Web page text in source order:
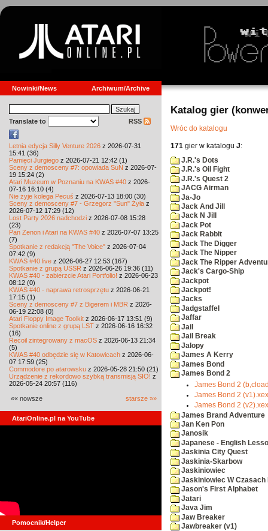
Nowinki/News Archiwum/Archive
Translate to RSS
Letnia edycja Silly Venture 2026 z 2026-07-31
15:41 (36)
Pamięci Jurgiego z 2026-07-21 12:42 (1)
Sceny z demosceny #7: opowiada SuN z 2026-07-
19 15:24 (2)
Atari Muzeum w Poznaniu na KWAS #40 z 2026-
07-16 16:10 (4)
Nie żyje kolega Pecuś z 2026-07-13 18:00 (30)
Sceny z demosceny #7 - Grzegorz "Sun" Żyła z
2026-07-12 17:29 (12)
Lost Party 2026 nadchodzi z 2026-07-08 15:28
(23)
Pan Zenon i Atari na KWAS #40 z 2026-07-07 13:25
(7)
Spotkanie z redakcją "The Voice" z 2026-07-04
07:42 (9)
KWAS #40 live z 2026-06-27 12:53 (167)
Spotkanie z grupą USSR z 2026-06-26 19:36 (11)
KWAS #40 - zabierzcie Atari Portfolio! z 2026-06-23
08:12 (0)
KWAS #40 - naprawa retrosprzętu z 2026-06-21
17:15 (1)
Sceny z demosceny #7 z Bigerem i MBR z 2026-
06-19 22:08 (0)
Atari Floppy Image Toolkit z 2026-06-17 13:51 (9)
Spotkanie online z grupą LST z 2026-06-16 16:32
(16)
Recoil zintegrowany z macOS z 2026-06-13 21:34
(5)
KWAS #40 odbędzie się w Katowicach z 2026-06-
07 17:59 (25)
Commodore po atarowsku z 2026-05-28 21:50 (21)
Urządzenie z rekordowo szybką transmisją SIO! z
2026-05-24 20:57 (116)
«« nowsze starsze »»
AtariOnline.pl na YouTube
Pomocnik/Helper
Katalog gier
Wróc do katalogu
171 gier w katalogu J:
J.R.'s Dots
J.R.'s Oil Fight
J.R.'s Quest 2
JACG Airman
Ja-Jo
Jack And Jill
Jack N Jill
Jack Pot
Jack Rabbit
Jack The Digger
Jack The Nipper
Jack The Ripper
Jack's Cargo-Ship
Jackpot
Jackpot!
Jacks
Jadgstaffel
Jaffar
Jail
Jail Break
Jalopy
James A Kerry
James Bond
James Bond 2
James Bond 2
James Bond 2 (v1).xex
James Bond 2 (v2).xex
James Brand Adventure
Jan Ken Pon
Janosik
Japanese - English
Jaskinia City Quest
Jaskinia-Skarbow
Jaskiniowiec
Jaskiniowiec W Czasach
Jason's First Alphabet
Jatari
Java Jim
Jaw Breaker
Jawbreaker (v1)